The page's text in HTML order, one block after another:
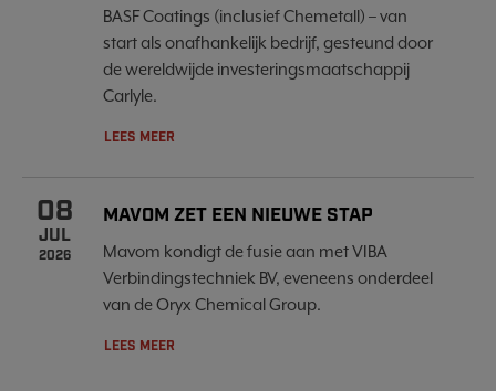
BASF Coatings (inclusief Chemetall) – van
start als onafhankelijk bedrijf, gesteund door
de wereldwijde investeringsmaatschappij
Carlyle.
LEES MEER
08
JUL
2026
MAVOM ZET EEN NIEUWE STAP
Mavom kondigt de fusie aan met VIBA
Verbindingstechniek BV, eveneens onderdeel
van de Oryx Chemical Group.
LEES MEER